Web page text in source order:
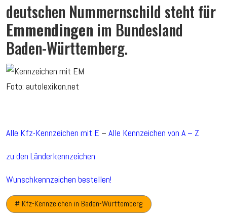
deutschen Nummernschild steht für
Emmendingen im Bundesland
Baden-Württemberg.
Foto: autolexikon.net
Alle Kfz-Kennzeichen mit E – Alle Kennzeichen von A – Z
zu den Länderkennzeichen
Wunschkennzeichen bestellen!
# Kfz-Kennzeichen in Baden-Württemberg